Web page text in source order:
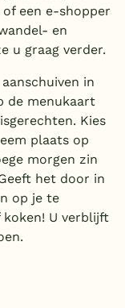
een e-shopper
en
u graag verder.
in
de menukaart
Kies
plaats op
morgen zin
het door in
op je te
U verblijft